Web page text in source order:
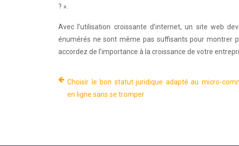
? ».
Avec l’utilisation croissante d’internet, un site web
énumérés ne sont même pas suffisants pour montrer
accordez de l’importance à la croissance de votre
Choisir le bon statut juridique adapté au micro-
en ligne sans se tromper